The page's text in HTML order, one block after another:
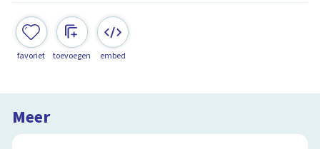
favoriet toevoegen embed
Meer